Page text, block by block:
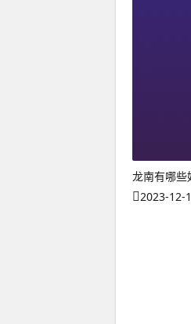
龙南有哪些
2023-12-